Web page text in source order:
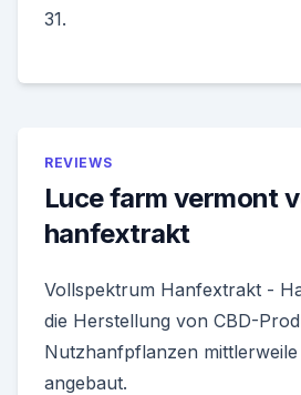
31.
REVIEWS
Luce farm vermont
hanfextrakt
Vollspektrum Hanfextrakt -
die Herstellung von CBD-
Nutzhanfpflanzen
angebaut.